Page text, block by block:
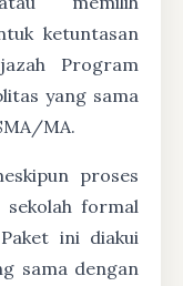
ketuntasan
Program
yang sama
MA.
proses
sekolah formal
ini diakui
sama dengan